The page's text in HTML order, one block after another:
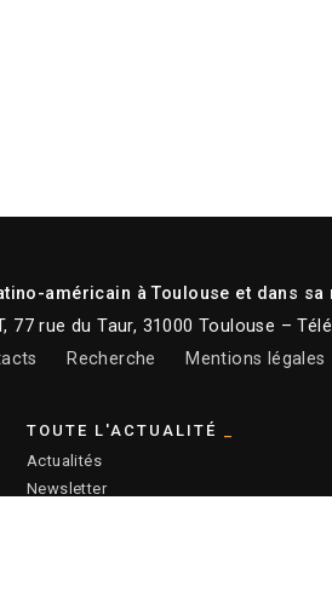
américain à Toulouse et dans sa
77 rue du Taur, 31000 Toulouse –
Recherche Mentions légales
TOUTE L'ACTUALITÉ
Actualités
Newsletter